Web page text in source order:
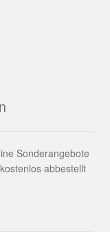
Sonderangebote
abbestellt